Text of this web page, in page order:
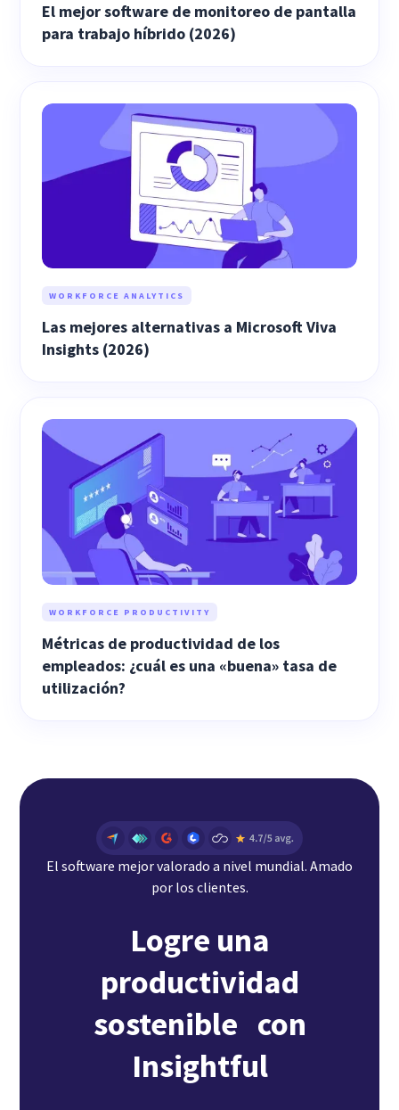
El mejor software de monitoreo de pantalla
para trabajo híbrido (2026)
WORKFORCE ANALYTICS
Las mejores alternativas a Microsoft Viva
Insights (2026)
WORKFORCE PRODUCTIVITY
Métricas de productividad de los
empleados: ¿cuál es una «buena» tasa de
utilización?
El software mejor valorado a nivel mundial. Amado
por los clientes.
Logre una
productividad
sostenible con
Insightful